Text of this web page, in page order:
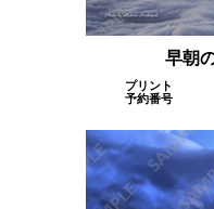
早朝
プリント
予約番号